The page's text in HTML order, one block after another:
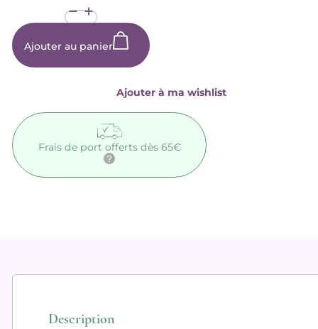
était :
5,39€.
quantité
de
Ombre
à
paon
Ajouter au panier
Ajouter à ma wishlist
Frais de port offerts dès 65€
Description